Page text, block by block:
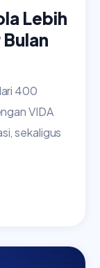
Lebih
400
VIDA
sekaligus